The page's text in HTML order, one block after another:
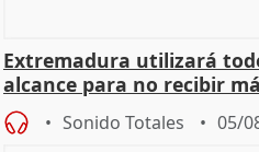
Extremadura utilizará
alcance para no recibir
Sonido Totales 05/